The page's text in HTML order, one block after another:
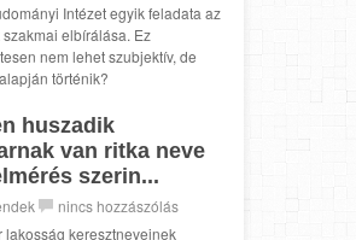
Intézet egyik feladata az
elbírálása. Ez
nem lehet szubjektív, de
történik?
huszadik
van ritka neve
szerin...
nincs hozzászólás
lakosság keresztneveinek